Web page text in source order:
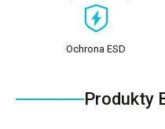
Ochrona ESD
Produkty